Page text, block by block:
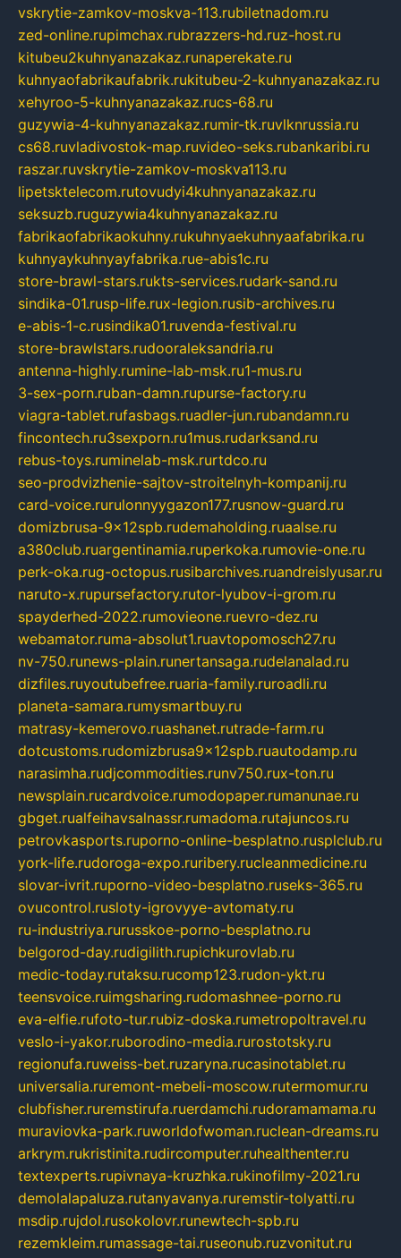
vskrytie-zamkov-moskva-113.rubiletnadom.ru
zed-online.rupimchax.rubrazzers-hd.ruz-host.ru
kitubeu2kuhnyanazakaz.runaperekate.ru
kuhnyaofabrikaufabrik.rukitubeu-2-kuhnyanazakaz.ru
xehyroo-5-kuhnyanazakaz.rucs-68.ru
guzywia-4-kuhnyanazakaz.rumir-tk.ruvlknrussia.ru
cs68.ruvladivostok-map.ruvideo-seks.rubankaribi.ru
raszar.ruvskrytie-zamkov-moskva113.ru
lipetsktelecom.rutovudyi4kuhnyanazakaz.ru
seksuzb.ruguzywia4kuhnyanazakaz.ru
fabrikaofabrikaokuhny.rukuhnyaekuhnyaafabrika.ru
kuhnyaykuhnyayfabrika.rue-abis1c.ru
store-brawl-stars.rukts-services.rudark-sand.ru
sindika-01.rusp-life.rux-legion.rusib-archives.ru
e-abis-1-c.rusindika01.ruvenda-festival.ru
store-brawlstars.rudooraleksandria.ru
antenna-highly.rumine-lab-msk.ru1-mus.ru
3-sex-porn.ruban-damn.rupurse-factory.ru
viagra-tablet.rufasbags.ruadler-jun.rubandamn.ru
fincontech.ru3sexporn.ru1mus.rudarksand.ru
rebus-toys.ruminelab-msk.rurtdco.ru
seo-prodvizhenie-sajtov-stroitelnyh-kompanij.ru
card-voice.rurulonnyygazon177.rusnow-guard.ru
domizbrusa-9x12spb.rudemaholding.ruaalse.ru
a380club.ruargentinamia.ruperkoka.rumovie-one.ru
perk-oka.rug-octopus.rusibarchives.ruandreislyusar.ru
naruto-x.rupursefactory.rutor-lyubov-i-grom.ru
spayderhed-2022.rumovieone.ruevro-dez.ru
webamator.ruma-absolut1.ruavtopomosch27.ru
nv-750.runews-plain.runertansaga.rudelanalad.ru
dizfiles.ruyoutubefree.ruaria-family.ruroadli.ru
planeta-samara.rumysmartbuy.ru
matrasy-kemerovo.ruashanet.rutrade-farm.ru
dotcustoms.rudomizbrusa9x12spb.ruautodamp.ru
narasimha.rudjcommodities.runv750.rux-ton.ru
newsplain.rucardvoice.rumodopaper.rumanunae.ru
gbget.rualfeihavsalnassr.rumadoma.rutajuncos.ru
petrovkasports.ruporno-online-besplatno.rusplclub.ru
york-life.rudoroga-expo.ruribery.rucleanmedicine.ru
slovar-ivrit.ruporno-video-besplatno.ruseks-365.ru
ovucontrol.rusloty-igrovyye-avtomaty.ru
ru-industriya.rurusskoe-porno-besplatno.ru
belgorod-day.rudigilith.rupichkurovlab.ru
medic-today.rutaksu.rucomp123.rudon-ykt.ru
teensvoice.ruimgsharing.rudomashnee-porno.ru
eva-elfie.rufoto-tur.rubiz-doska.rumetropoltravel.ru
veslo-i-yakor.ruborodino-media.rurostotsky.ru
regionufa.ruweiss-bet.ruzaryna.rucasinotablet.ru
universalia.ruremont-mebeli-moscow.rutermomur.ru
clubfisher.ruremstirufa.ruerdamchi.rudoramamama.ru
muraviovka-park.ruworldofwoman.ruclean-dreams.ru
arkrym.rukristinita.rudircomputer.ruhealthenter.ru
textexperts.rupivnaya-kruzhka.rukinofilmy-2021.ru
demolalapaluza.rutanyavanya.ruremstir-tolyatti.ru
msdip.rujdol.rusokolovr.runewtech-spb.ru
rezemkleim.rumassage-tai.ruseonub.ruzvonitut.ru